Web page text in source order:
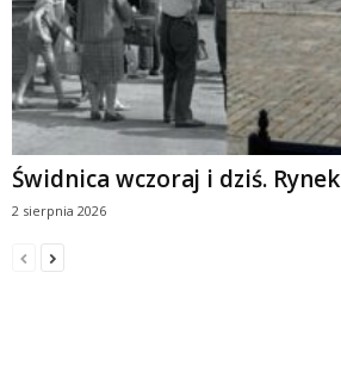
Świdnica wczoraj i dziś. Rynek
2 sierpnia 2026